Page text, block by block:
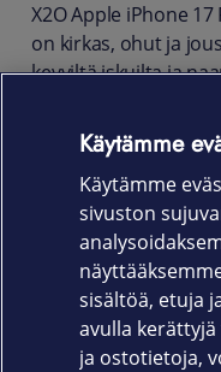
X2O Apple iPhone
on kirkas, ohut ja
kevyiltä iskuilta ja
STD810G-516.7 -
Kuori on
kanssa ja sen
kaikkiin liitäntöihin
Tuotekoodi: 10007
Käytämme
Käytämme
sivuston
sisältöä, etuja
avulla
ja ostotietoja,